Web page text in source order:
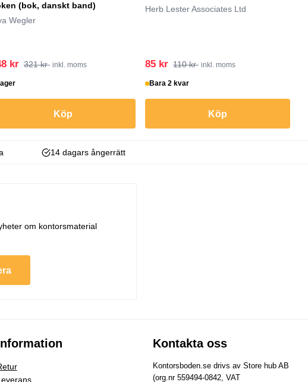
(bok, danskt band)
Wegler
kr 321 kr inkl. moms
lager
Köp
Herb Lester Associates Ltd
85 kr 110 kr inkl. moms
Bara 2 kvar
Köp
14 dagars ångerrätt
om kontorsmaterial
Kontakta oss
Kontorsboden.se drivs av Store hub AB
(org.nr 559494-0842, VAT